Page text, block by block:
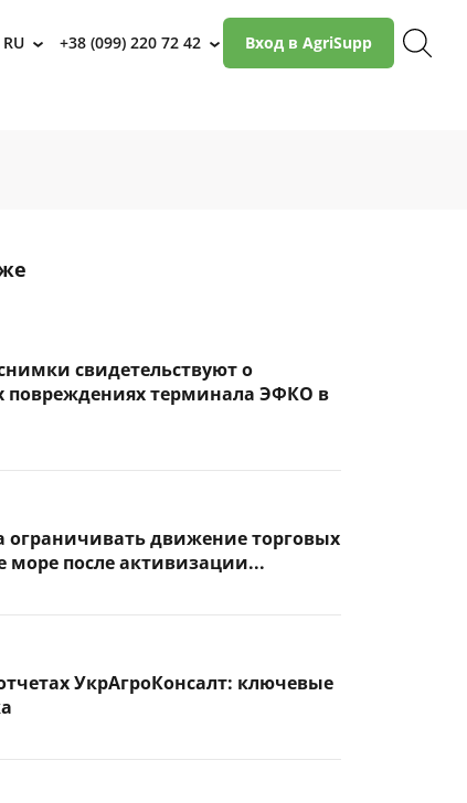
RU › +38 (099) 220 72 42 › Вход в AgriSupp
свидетельствуют о
повреждениях терминала ЭФКО в
ограничивать движение торговых
море после активизации...
УкрАгроКонсалт: ключевые